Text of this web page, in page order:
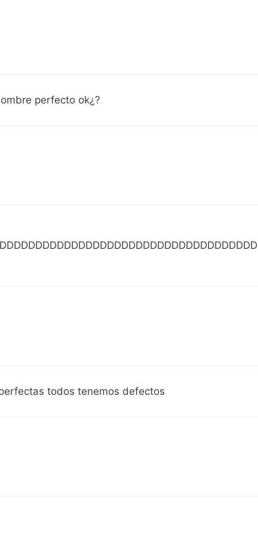
perfecto ok¿?
todos tenemos defectos